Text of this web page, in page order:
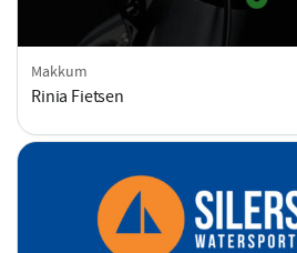
Makkum
Rinia Fietsen